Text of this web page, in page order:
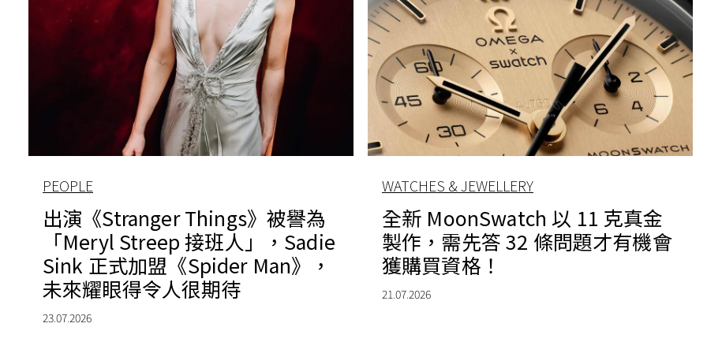
PEOPLE
出演《Stranger Things》被譽為
「Meryl Streep 接班人」，Sadie
Sink 正式加盟《Spider Man》，
未來耀眼得令人很期待
23.07.2026
WATCHES & JEWELLERY
全新 MoonSwatch 以 11 克真金
製作，需先答 32 條問題才有機會
獲購買資格！
21.07.2026